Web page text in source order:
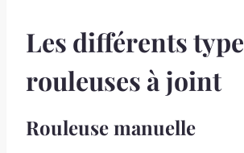
Les différents
rouleuses à joint
Rouleuse manuelle